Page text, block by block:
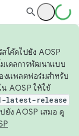
โค้ดไปยัง AOSP
เดลการพัฒนาแบบ
งแพลตฟอร์มสำหรับ
น AOSP ให้ใช้
latest-release
ยัง AOSP เสมอ ดู